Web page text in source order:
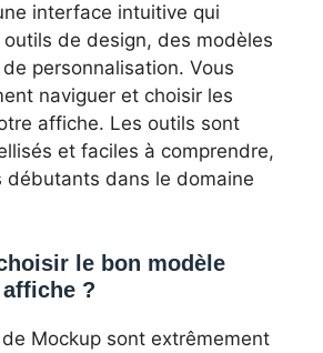
interface intuitive qui
de design, des modèles
personnalisation. Vous
naviguer et choisir les
affiche. Les outils sont
et faciles à comprendre,
débutants dans le domaine
le bon modèle
?
Mockup sont extrêmement